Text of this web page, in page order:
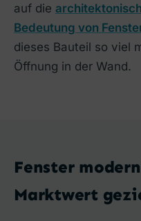
auf die
Bedeutung von
dieses Bauteil so viel
Öffnung in der Wand.
Fenster
Marktwert